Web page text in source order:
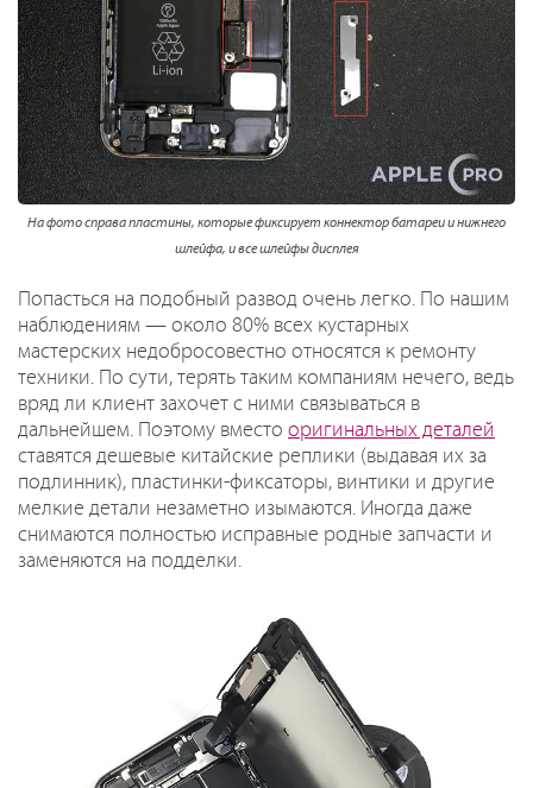
На фото справа пластины, которые фиксирует коннектор батареи и нижнего
шлейфа, и все шлейфы дисплея
Попасться на подобный развод очень легко. По нашим
наблюдениям — около 80% всех кустарных
мастерских недобросовестно относятся к ремонту
техники. По сути, терять таким компаниям нечего, ведь
вряд ли клиент захочет с ними связываться в
дальнейшем. Поэтому вместо оригинальных деталей
ставятся дешевые китайские реплики (выдавая их за
подлинник), пластинки-фиксаторы, винтики и другие
мелкие детали незаметно изымаются. Иногда даже
снимаются полностью исправные родные запчасти и
заменяются на подделки.